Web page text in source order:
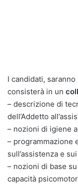
I candidati,
consisterà in un
– descrizione di
dell’Addetto
– nozioni di igiene
– programmazione
sull’assistenza e
– nozioni di base
capacità